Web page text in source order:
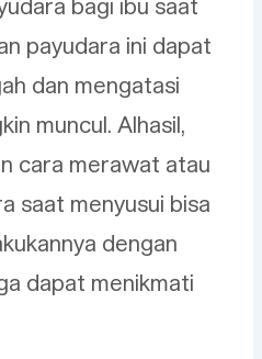
bagi ibu saat
payudara ini dapat
dan mengatasi
muncul. Alhasil,
cara merawat atau
saat menyusui bisa
dengan
dapat menikmati